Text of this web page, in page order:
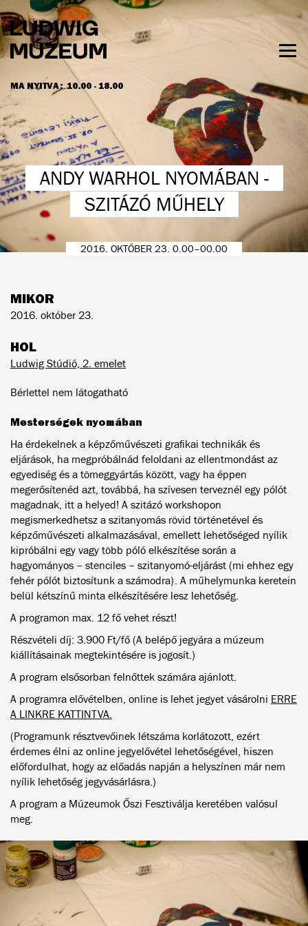
a
tartalomra
MA NYITVA: 10.00 - 18.00
NYITVATARTÁS ÉS JEGYÁRAK
ANDY WARHOL NYOMÁBAN -
SZITÁZÓ MŰHELY
2016. OKTÓBER 23. 0.00–00.00
MIKOR
2016. október 23.
HOL
Ludwig Stúdió, 2. emelet
Bérlettel nem látogatható
Mesterségek nyomában
Ha érdekelnek a képzőművészeti grafikai technikák és
eljárások, ha megpróbálnád feloldani az ellentmondást az
egyediség és a tömeggyártás között, vagy ha éppen
megerősítenéd azt, továbbá, ha szívesen terveznél egy pólót
magadnak, itt a helyed! A szitázó workshopon
megismerkedhetsz a szitanyomás rövid történetével és
képzőművészeti alkalmazásával, emellett lehetőséged nyílik
kipróbálni egy vagy több póló elkészítése során a
hagyományos – stenciles – szitanyomó-eljárást (mi ehhez egy
fehér pólót biztosítunk a számodra). A műhelymunka keretein
belül kétszínű minta elkészítésére lesz lehetőség.
A programon max. 12 fő vehet részt!
Részvételi díj: 3.900 Ft/fő (A belépő jegyára a múzeum
kiállításainak megtekintésére is jogosít.)
A program elsősorban felnőttek számára ajánlott.
A programra elővételben, online is lehet jegyet vásárolni ERRE
A LINKRE KATTINTVA.
(Programunk résztvevőinek létszáma korlátozott, ezért
érdemes élni az online jegyelővétel lehetőségével, hiszen
előfordulhat, hogy az előadás napján a helyszínen már nem
nyílik lehetőség jegyvásárlásra.)
A program a Múzeumok Őszi Fesztiválja keretében valósul
meg.